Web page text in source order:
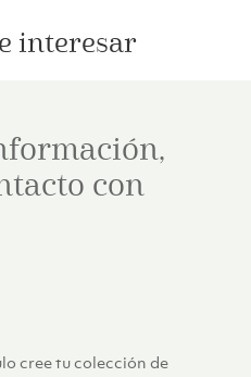
interesar
con
cree tu colección de